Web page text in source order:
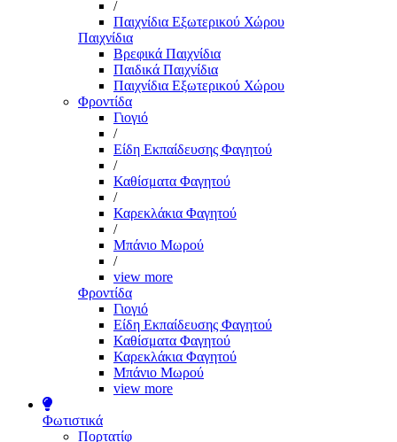
/
Παιχνίδια Εξωτερικού Χώρου
Παιχνίδια
Βρεφικά Παιχνίδια
Παιδικά Παιχνίδια
Παιχνίδια Εξωτερικού Χώρου
Φροντίδα
Γιογιό
/
Είδη Εκπαίδευσης Φαγητού
/
Καθίσματα Φαγητού
/
Καρεκλάκια Φαγητού
/
Μπάνιο Μωρού
/
view more
Φροντίδα
Γιογιό
Είδη Εκπαίδευσης Φαγητού
Καθίσματα Φαγητού
Καρεκλάκια Φαγητού
Μπάνιο Μωρού
view more
Φωτιστικά
Πορτατίφ